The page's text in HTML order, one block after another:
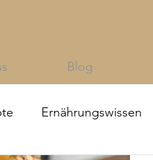
Blog
Ernährungswissen